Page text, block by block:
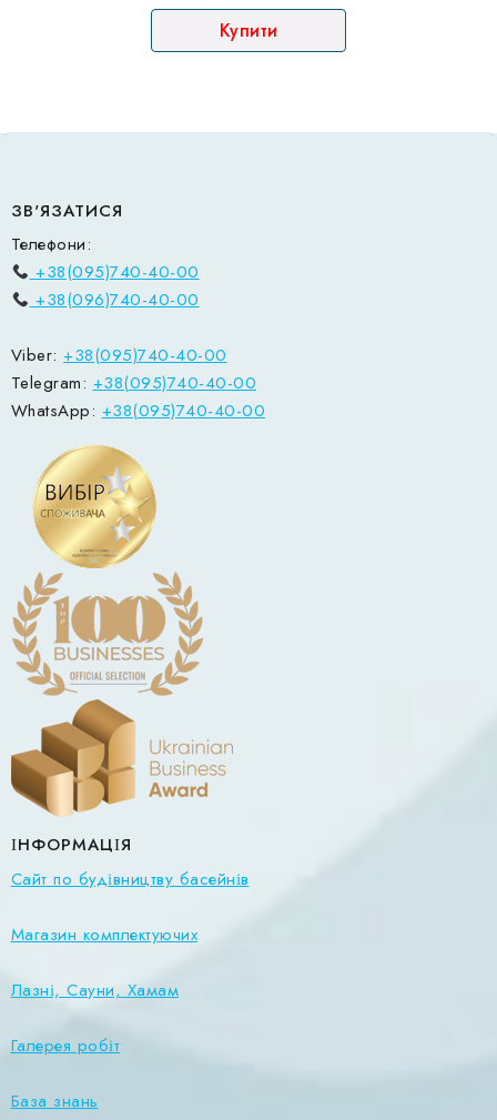
5.00
з 5
Купити
ЗВ'ЯЗАТИСЯ
Телефони:
+38(095)740-40-00
+38(096)740-40-00
Viber: +38(095)740-40-00
Telegram: +38(095)740-40-00
WhatsApp: +38(095)740-40-00
ІНФОРМАЦІЯ
Сайт по будівництву басейнів
Магазин комплектуючих
Лазні, Сауни, Хамам
Галерея робіт
База знань